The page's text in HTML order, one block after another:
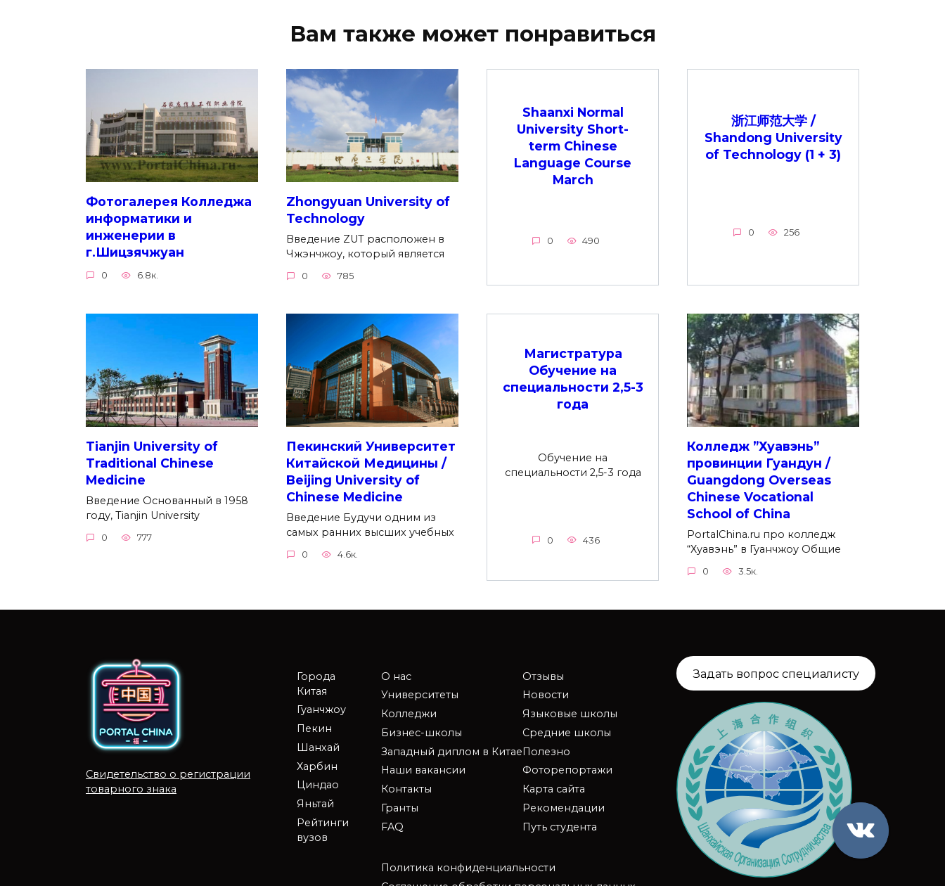
Вам также может понравиться
Фотогалерея Колледжа
информатики и
инженерии в
г.Шицзячжуан
0 6.8к.
Zhongyuan University of
Technology
Введение ZUT расположен в
Чжэнчжоу, который является
0 785
Shaanxi Normal
University Short-
term Chinese
Language Course
March
0 490
浙江师范大学 /
Shandong University
of Technology (1 + 3)
0 256
Tianjin University of
Traditional Chinese
Medicine
Введение Основанный в 1958
году, Tianjin University
0 777
Пекинский Университет
Китайской Медицины /
Beijing University of
Chinese Medicine
Введение Будучи одним из
самых ранних высших учебных
0 4.6к.
Магистратура
Обучение на
специальности 2,5-3
года
Обучение на
специальности 2,5-3 года
0 436
Колледж ”Хуавэнь”
провинции Гуандун /
Guangdong Overseas
Chinese Vocational
School of China
PortalChina.ru про колледж
“Хуавэнь” в Гуанчжоу Общие
0 3.5к.
Свидетельство о регистрации
товарного знака
Города
Китая
Гуанчжоу
Пекин
Шанхай
Харбин
Циндао
Яньтай
Рейтинги
вузов
О нас
Университеты
Колледжи
Бизнес-школы
Западный диплом в Китае
Наши вакансии
Контакты
Гранты
FAQ
Отзывы
Новости
Языковые школы
Средние школы
Полезно
Фоторепортажи
Карта сайта
Рекомендации
Путь студента
Политика конфиденциальности
Задать вопрос специалисту